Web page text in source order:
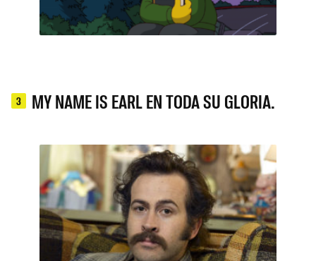
3 MY NAME IS EARL EN TODA SU GLORIA.